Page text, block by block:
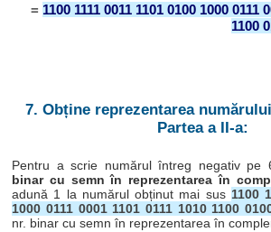
= 1100 1111 0011 1101 0100 1000 0111
1100
7. Obține reprezentarea
Partea a II-a:
Pentru a scrie numărul întreg negativ pe
binar cu semn în reprezentarea în
adună 1 la numărul obținut mai sus 1100
1000 0111 0001 1101 0111 1010 1100
nr. binar cu semn în reprezentarea în